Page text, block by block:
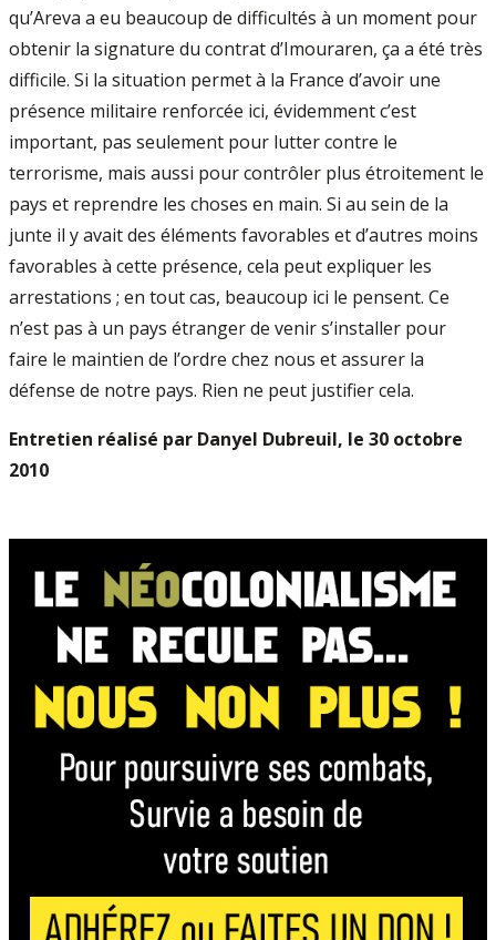
qu’Areva a eu beaucoup de difficultés à un moment pour
obtenir la signature du contrat d’Imouraren, ça a été très
difficile. Si la situation permet à la France d’avoir une
présence militaire renforcée ici, évidemment c’est
important, pas seulement pour lutter contre le
terrorisme, mais aussi pour contrôler plus étroitement le
pays et reprendre les choses en main. Si au sein de la
junte il y avait des éléments favorables et d’autres moins
favorables à cette présence, cela peut expliquer les
arrestations ; en tout cas, beaucoup ici le pensent. Ce
n’est pas à un pays étranger de venir s’installer pour
faire le maintien de l’ordre chez nous et assurer la
défense de notre pays. Rien ne peut justifier cela.
Entretien réalisé par Danyel Dubreuil, le 30 octobre
2010